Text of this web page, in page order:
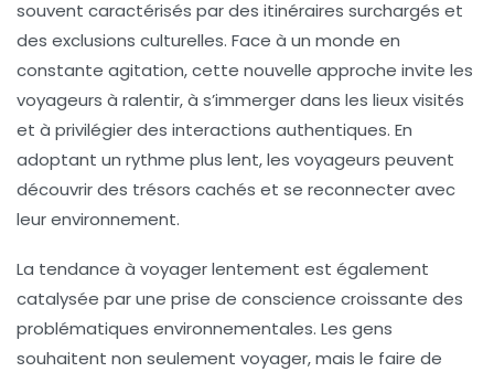
souvent caractérisés par des itinéraires surchargés et
des exclusions culturelles. Face à un monde en
constante agitation, cette nouvelle approche invite les
voyageurs à ralentir, à s’immerger dans les lieux visités
et à privilégier des interactions authentiques. En
adoptant un rythme plus lent, les voyageurs peuvent
découvrir des trésors cachés et se reconnecter avec
leur environnement.
La tendance à voyager lentement est également
catalysée par une prise de conscience croissante des
problématiques environnementales. Les gens
souhaitent non seulement voyager, mais le faire de